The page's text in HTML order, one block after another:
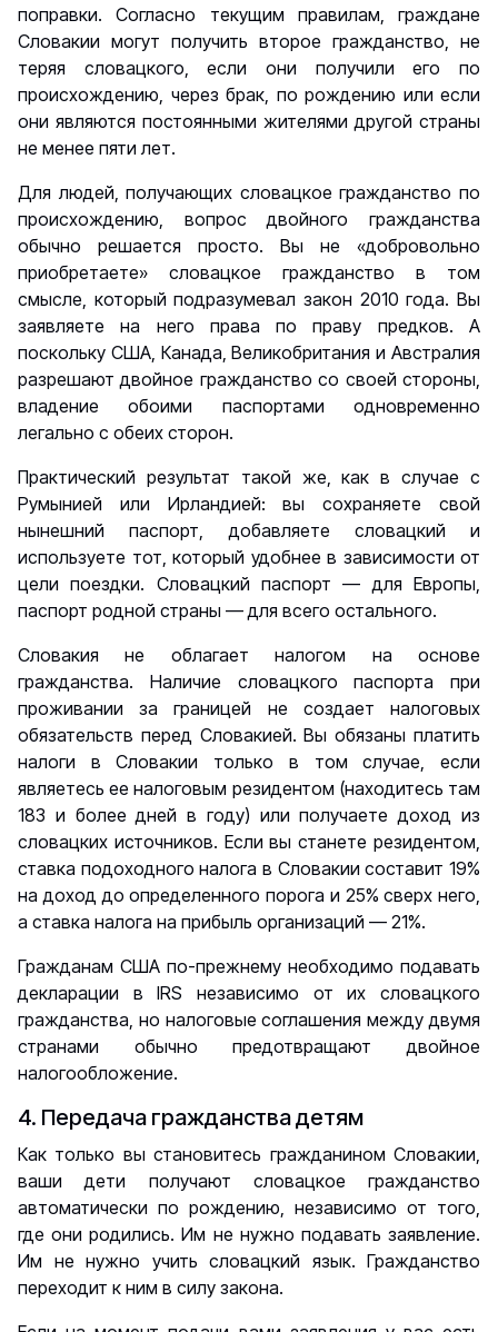
поправки. Согласно текущим правилам, граждане
Словакии могут получить второе гражданство, не
теряя словацкого, если они получили его по
происхождению, через брак, по рождению или если
они являются постоянными жителями другой страны
не менее пяти лет.
Для людей, получающих словацкое гражданство по
происхождению, вопрос двойного гражданства
обычно решается просто. Вы не «добровольно
приобретаете» словацкое гражданство в том
смысле, который подразумевал закон 2010 года. Вы
заявляете на него права по праву предков. А
поскольку США, Канада, Великобритания и Австралия
разрешают двойное гражданство со своей стороны,
владение обоими паспортами одновременно
легально с обеих сторон.
Практический результат такой же, как в случае с
Румынией или Ирландией: вы сохраняете свой
нынешний паспорт, добавляете словацкий и
используете тот, который удобнее в зависимости от
цели поездки. Словацкий паспорт — для Европы,
паспорт родной страны — для всего остального.
Словакия не облагает налогом на основе
гражданства. Наличие словацкого паспорта при
проживании за границей не создает налоговых
обязательств перед Словакией. Вы обязаны платить
налоги в Словакии только в том случае, если
являетесь ее налоговым резидентом (находитесь там
183 и более дней в году) или получаете доход из
словацких источников. Если вы станете резидентом,
ставка подоходного налога в Словакии составит 19%
на доход до определенного порога и 25% сверх него,
а ставка налога на прибыль организаций — 21%.
Гражданам США по-прежнему необходимо подавать
декларации в IRS независимо от их словацкого
гражданства, но налоговые соглашения между двумя
странами обычно предотвращают двойное
налогообложение.
4. Передача гражданства детям
Как только вы становитесь гражданином Словакии,
ваши дети получают словацкое гражданство
автоматически по рождению, независимо от того,
где они родились. Им не нужно подавать заявление.
Им не нужно учить словацкий язык. Гражданство
переходит к ним в силу закона.